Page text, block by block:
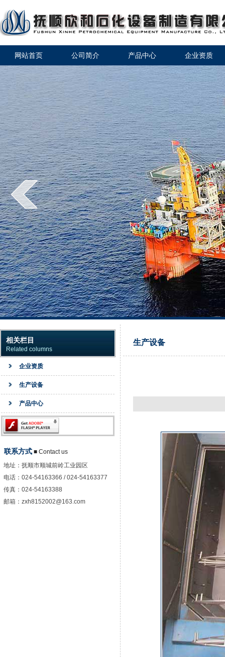
网站首页 公司简介 产品中心 企业资质
相关栏目
Related columns
企业资质
生产设备
产品中心
联系方式 ■ Contact us
地址：
电话：
传真：
邮箱：
抚顺市顺城前岭工业园区
024-54163366 / 024-54163377
024-54163388
zxh8152002@163.com
生产设备